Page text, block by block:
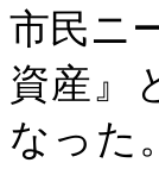
市民ニ
資産』
なった